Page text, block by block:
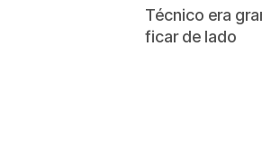
Técnico era
ficar de lado